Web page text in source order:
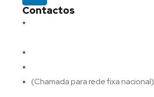
Contactos
(Chamada para rede fixa nacional)